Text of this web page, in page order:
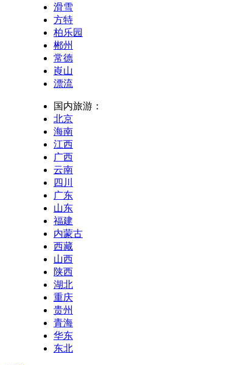
滑雪
方特
柏乐园
郴州
常德
崀山
漂流
国内旅游：
北京
海南
江西
广西
云南
四川
广东
山东
福建
内蒙古
西藏
山西
陕西
湖北
重庆
贵州
青海
华东
东北